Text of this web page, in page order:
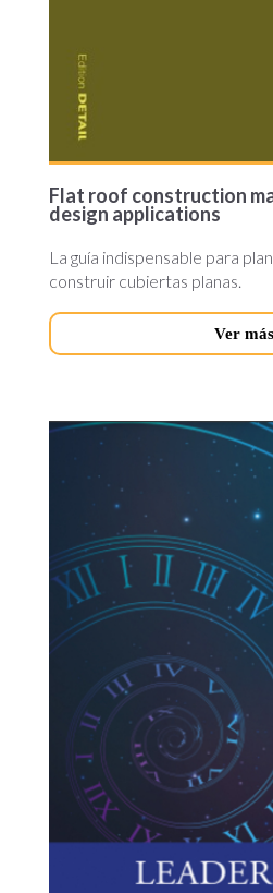
Flat roof construction
design applications
La guía indispensable para
construir cubiertas planas.
Ver más
leadership.jpg